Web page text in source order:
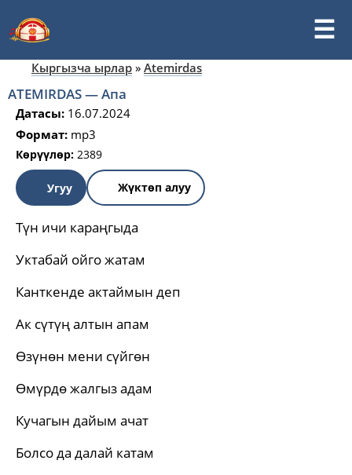
Кыргызча ырлар » Atemirdas
ATEMIRDAS — Aпа
Датасы: 16.07.2024
Формат: mp3
Көрүүлөр: 2389
Угуу Жүктөп алуу
Түн ичи караңгыда
Уктабай ойго жатам
Канткенде актаймын деп
Ак сүтүң алтын апам
Өзүнөн мени сүйгөн
Өмүрдө жалгыз адам
Кучагын дайым ачат
Болсо да далай катам